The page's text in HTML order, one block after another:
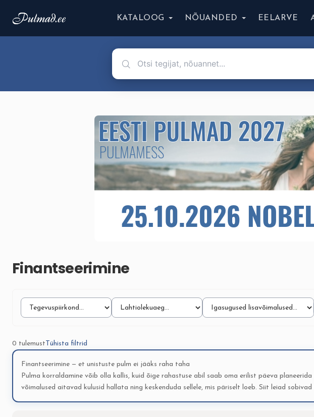
KATALOOG NÕUANDED EELARVE
Finantseerimine
0 tulemust Tühista filtrid
Finantseerimine — et unistuste pulm ei jääks raha taha
Pulma korraldamine võib olla kallis, kuid õige rahastuse abil saab oma erilist päeva
võimalused aitavad kulusid hallata ning keskenduda sellele, mis päriselt loeb. Siit leiad